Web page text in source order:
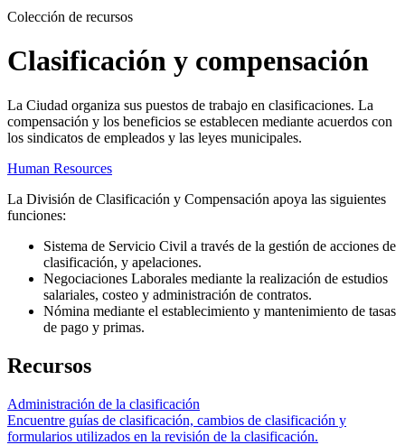
Colección de recursos
Clasificación y compensación
La Ciudad organiza sus puestos de trabajo en clasificaciones. La
compensación y los beneficios se establecen mediante acuerdos con
los sindicatos de empleados y las leyes municipales.
Human Resources
La División de Clasificación y Compensación apoya las siguientes
funciones:
Sistema de Servicio Civil a través de la gestión de acciones de
clasificación, y apelaciones.
Negociaciones Laborales mediante la realización de estudios
salariales, costeo y administración de contratos.
Nómina mediante el establecimiento y mantenimiento de tasas
de pago y primas.
Recursos
Administración de la clasificación
Encuentre guías de clasificación, cambios de clasificación y
formularios utilizados en la revisión de la clasificación.